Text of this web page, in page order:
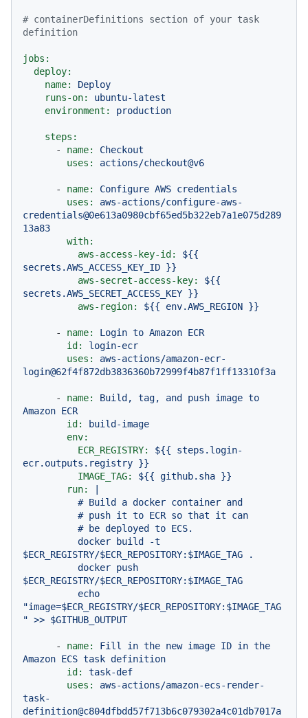
# containerDefinitions section of your task
definition
jobs:
deploy:
name:
Deploy
runs-on:
ubuntu-latest
environment:
production
steps:
-
name:
Checkout
uses:
actions/checkout@v6
- name: Configure AWS credentials
uses:
aws-actions/configure-aws-
credentials@0e613a0980cbf65ed5b322eb7a1e075d289
13a83
with:
aws-access-key-id:
${{
secrets.AWS_ACCESS_KEY_ID }}
aws-secret-access-key:
${{
secrets.AWS_SECRET_ACCESS_KEY }}
aws-region:
${{ env.AWS_REGION }}
- name: Login to Amazon ECR
id:
login-ecr
uses:
aws-actions/amazon-ecr-
login@62f4f872db3836360b72999f4b87f1ff13310f3a
- name: Build, tag, and push image to
Amazon ECR
id:
build-image
env:
ECR_REGISTRY:
${{
steps.login-
ecr.outputs.registry }}
IMAGE_TAG:
${{ github.sha }}
run:
$ECR_REGISTRY/$ECR_REPOSITORY:$IMAGE_TAG .
$ECR_REGISTRY/$ECR_REPOSITORY:$IMAGE_TAG
"image=$ECR_REGISTRY/$ECR_REPOSITORY:$IMAGE_TAG
- name: Fill in the new image ID in the
Amazon ECS task definition
id:
task-def
uses:
aws-actions/amazon-ecs-render-
task-
definition@c804dfbdd57f713b6c079302a4c01db7017a